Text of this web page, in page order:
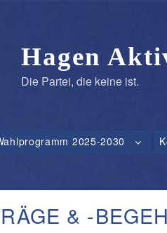
Hagen
Die Partei, die keine ist.
2025-2030
& -